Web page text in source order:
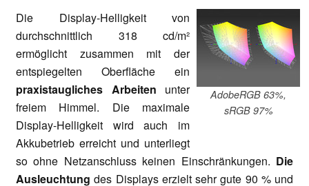
AdobeRGB 63%,
sRGB 97%
Die Display-Helligkeit von
durchschnittlich 318 cd/m²
ermöglicht zusammen mit der
entspiegelten Oberfläche ein
praxistaugliches Arbeiten unter
freiem Himmel. Die maximale
Display-Helligkeit wird auch im
Akkubetrieb erreicht und unterliegt
so ohne Netzanschluss keinen Einschränkungen. Die
Ausleuchtung des Displays erzielt sehr gute 90 % und